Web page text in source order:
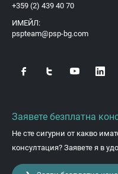
+359 (2) 439 40 70
ИМЕЙЛ:
pspteam@psp-bg.com
Заявете безплатна
Не сте сигурни от какво
консултация? Заявете я в